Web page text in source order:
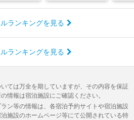
ランキングを見る
ランキングを見る
ては万全を期していますが、その内容を保証
情報は宿泊施設にご確認ください。
ン等の情報は、各宿泊予約サイトや宿泊施設
施設のホームページ等にて公開されている特